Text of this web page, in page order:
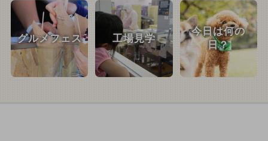
グルメフェス 工場見学
今日は何の
日？